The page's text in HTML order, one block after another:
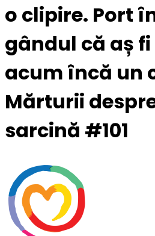
o clipire. Port
gândul că aș
acum încă un
Mărturii
sarcină #101